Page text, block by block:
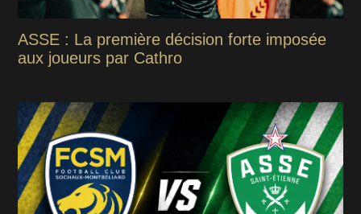
ASSE : La première décision forte imposée
aux joueurs par Cathro